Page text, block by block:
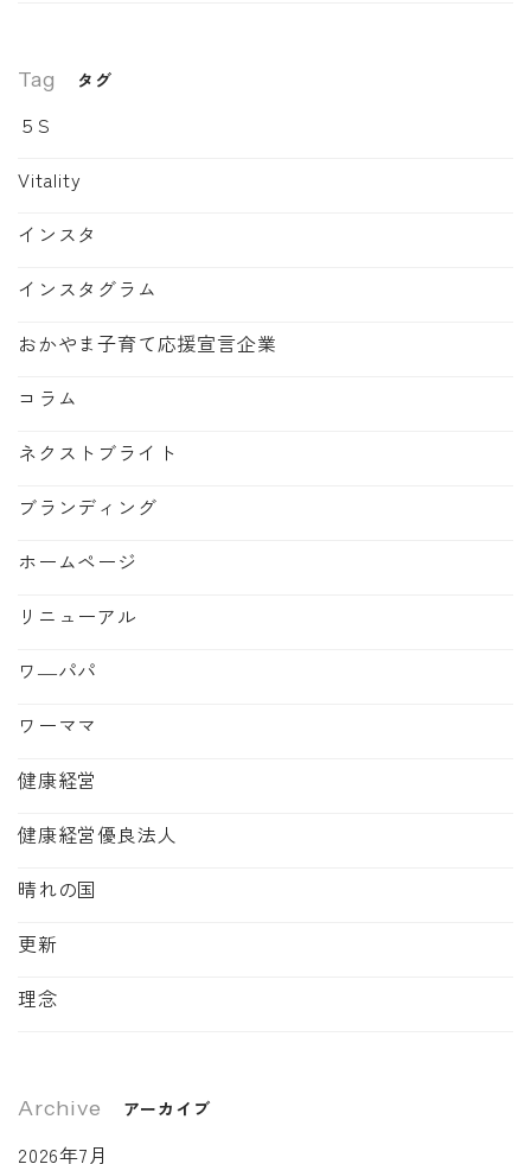
Tag タグ
５S
Vitality
インスタ
インスタグラム
おかやま子育て応援宣言企業
コラム
ネクストブライト
ブランディング
ホームページ
リニューアル
ワ―パパ
ワーママ
健康経営
健康経営優良法人
晴れの国
更新
理念
Archive アーカイブ
2026年7月